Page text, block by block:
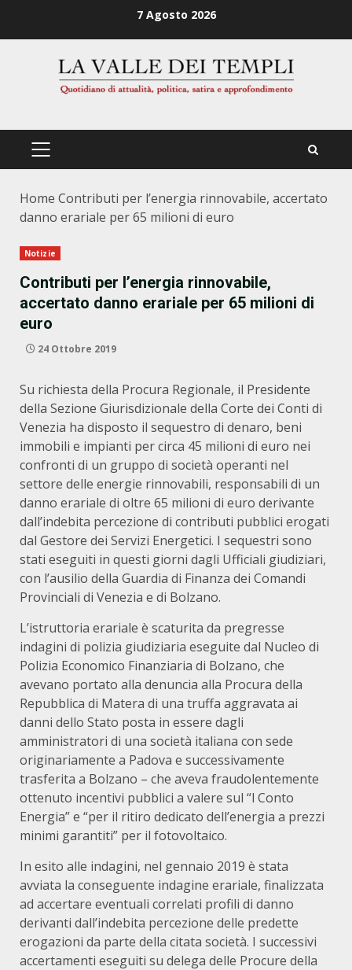
7 Agosto 2026
PRIMÄRES
Home Contributi per l’energia rinnovabile, accertato
danno erariale per 65 milioni di euro
Notizie
Contributi per l’energia rinnovabile,
accertato danno erariale per 65 milioni di
euro
24 Ottobre 2019
Su richiesta della Procura Regionale, il Presidente
della Sezione Giurisdizionale della Corte dei Conti di
Venezia ha disposto il sequestro di denaro, beni
immobili e impianti per circa 45 milioni di euro nei
confronti di un gruppo di società operanti nel
settore delle energie rinnovabili, responsabili di un
danno erariale di oltre 65 milioni di euro derivante
dall’indebita percezione di contributi pubblici erogati
dal Gestore dei Servizi Energetici. I sequestri sono
stati eseguiti in questi giorni dagli Ufficiali giudiziari,
con l’ausilio della Guardia di Finanza dei Comandi
Provinciali di Venezia e di Bolzano.
L’istruttoria erariale è scaturita da pregresse
indagini di polizia giudiziaria eseguite dal Nucleo di
Polizia Economico Finanziaria di Bolzano, che
avevano portato alla denuncia alla Procura della
Repubblica di Matera di una truffa aggravata ai
danni dello Stato posta in essere dagli
amministratori di una società italiana con sede
originariamente a Padova e successivamente
trasferita a Bolzano – che aveva fraudolentemente
ottenuto incentivi pubblici a valere sul “l Conto
Energia” e “per il ritiro dedicato dell’energia a prezzi
minimi garantiti” per il fotovoltaico.
In esito alle indagini, nel gennaio 2019 è stata
avviata la conseguente indagine erariale, finalizzata
ad accertare eventuali correlati profili di danno
derivanti dall’indebita percezione delle predette
erogazioni da parte della citata società. I successivi
accertamenti eseguiti su delega delle Procure della